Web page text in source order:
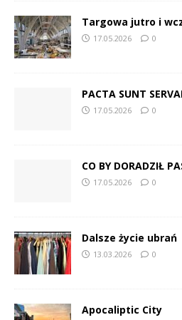
Targowa jutro i
17.05.2026 0
PACTA SUNT
17.05.2026 0
CO BY DORADZIŁ
17.05.2026 0
Dalsze życie ubrań
13.03.2026 0
Apocaliptic City